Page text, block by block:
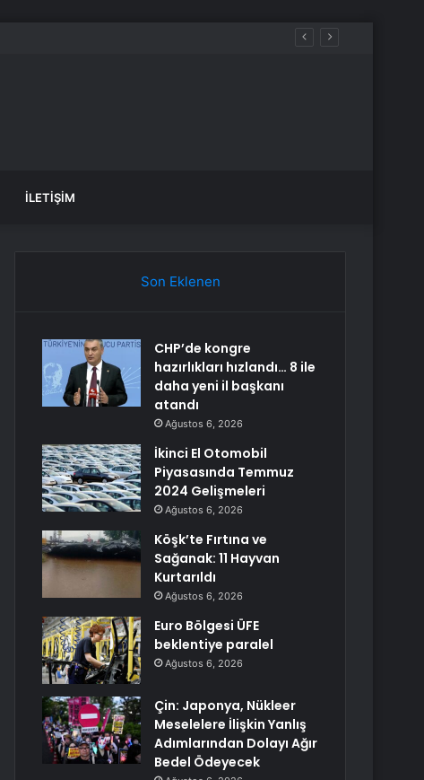
İLETIŞIM
Son Eklenen
CHP’de kongre
hazırlıkları hızlandı… 8 ile
daha yeni il başkanı
atandı
Ağustos 6, 2026
İkinci El Otomobil
Piyasasında Temmuz
2024 Gelişmeleri
Ağustos 6, 2026
Köşk’te Fırtına ve
Sağanak: 11 Hayvan
Kurtarıldı
Ağustos 6, 2026
Euro Bölgesi ÜFE
beklentiye paralel
Ağustos 6, 2026
Çin: Japonya, Nükleer
Meselelere İlişkin Yanlış
Adımlarından Dolayı Ağır
Bedel Ödeyecek